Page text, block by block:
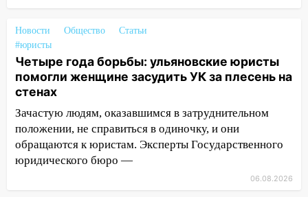
14:26
В Ульяновске ограничат движение
по улице Ефремова
14:23 67% ульяновцев готовы
передумать увольняться, если им
повысят зарплату
14:01 Инсценировали ДТП и получили
более 4,6 миллиона рублей: перед
судом предстанет банда
Новости Общество
Статьи
#юристы
Четыре года борьбы: ульяновские юристы
помогли женщине засудить УК за плесень на
стенах
Зачастую людям, оказавшимся в затруднительном
положении, не справиться в одиночку, и они
обращаются к юристам. Эксперты Государственного
юридического бюро —
06.08.2026